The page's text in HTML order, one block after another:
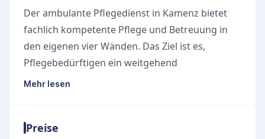
Der ambulante Pflegedienst in Kamenz bietet
fachlich kompetente Pflege und Betreuung in
den eigenen vier Wänden. Das Ziel ist es,
Pflegebedürftigen ein weitgehend
eigenständiges Leben in ihrem vertrauten
die Betreuung durch feste Bezugspersonen zu
Mehr lesen
Preise